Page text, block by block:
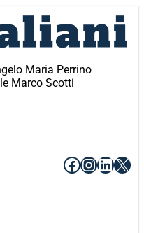
Maria Perrino
Marco Scotti
Facebook
X